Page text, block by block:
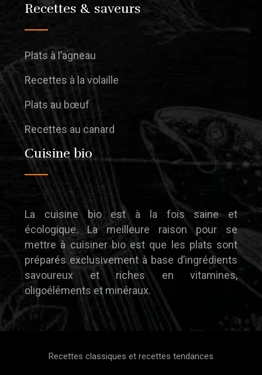
Recettes & saveurs
Plats à l’agneau
Recettes à la volaille
Plats au bœuf
Recettes au canard
Cuisine bio
La cuisine bio est à la fois saine et
écologique. La meilleure raison pour se
mettre à cuisiner bio est que les plats sont
préparés exclusivement à base d’ingrédients
savoureux et riches en vitamines,
oligoéléments et minéraux.
Recettes classiques et recettes tendances